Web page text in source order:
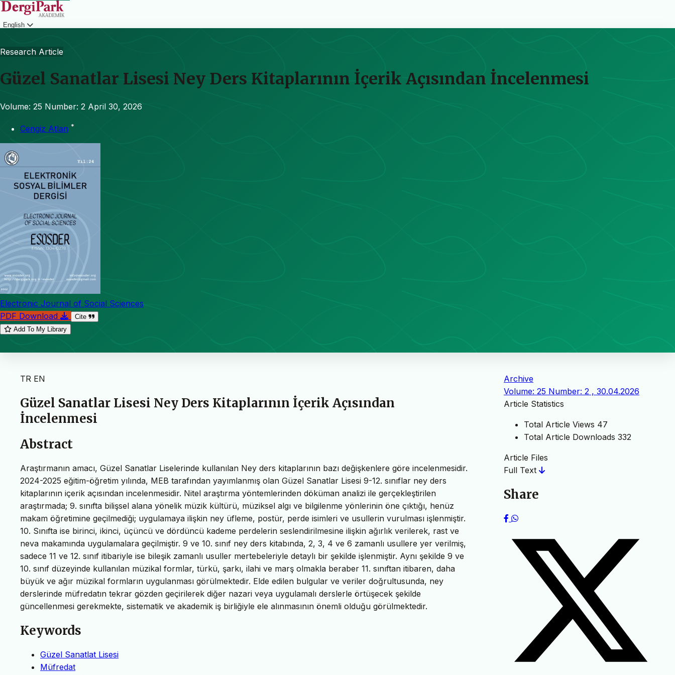
English
Research Article
Güzel Sanatlar Lisesi Ney Ders Kitaplarının İçerik Açısından İncelenmesi
Volume: 25 Number: 2 April 30, 2026
Cengiz Atlan *
Electronic Journal of Social Sciences
PDF Download
Cite
Add To My Library
TR EN
Güzel Sanatlar Lisesi Ney Ders Kitaplarının İçerik Açısından
İncelenmesi
Abstract
Araştırmanın amacı, Güzel Sanatlar Liselerinde kullanılan Ney ders kitaplarının bazı değişkenlere göre incelenmesidir.
2024-2025 eğitim-öğretim yılında, MEB tarafından yayımlanmış olan Güzel Sanatlar Lisesi 9-12. sınıflar ney ders
kitaplarının içerik açısından incelenmesidir. Nitel araştırma yöntemlerinden döküman analizi ile gerçekleştirilen
araştırmada; 9. sınıfta bilişsel alana yönelik müzik kültürü, müziksel algı ve bilgilenme yönlerinin öne çıktığı, henüz
makam öğretimine geçilmediği; uygulamaya ilişkin ney üfleme, postür, perde isimleri ve usullerin vurulması işlenmiştir.
10. Sınıfta ise birinci, ikinci, üçüncü ve dördüncü kademe perdelerin seslendirilmesine ilişkin ağırlık verilerek, rast ve
neva makamında uygulamalara geçilmiştir. 9 ve 10. sınıf ney ders kitabında, 2, 3, 4 ve 6 zamanlı usullere yer verilmiş,
sadece 11 ve 12. sınıf itibariyle ise bileşik zamanlı usuller mertebeleriyle detaylı bir şekilde işlenmiştir. Aynı şekilde 9 ve
10. sınıf düzeyinde kullanılan müzikal formlar, türkü, şarkı, ilahi ve marş olmakla beraber 11. sınıftan itibaren, daha
büyük ve ağır müzikal formların uygulanması görülmektedir. Elde edilen bulgular ve veriler doğrultusunda, ney
derslerinde müfredatın tekrar gözden geçirilerek diğer nazari veya uygulamalı derslerle örtüşecek şekilde
güncellenmesi gerekmekte, sistematik ve akademik iş birliğiyle ele alınmasının önemli olduğu görülmektedir.
Keywords
Güzel Sanatlat Lisesi
Müfredat
Archive
Volume: 25 Number: 2 , 30.04.2026
Article Statistics
Total Article Views 47
Total Article Downloads 332
Article Files
Full Text
Share